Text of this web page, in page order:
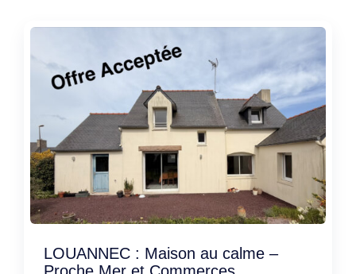
LOUANNEC : Maison au calme –